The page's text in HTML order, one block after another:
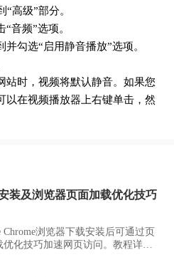
高级”部分。
音频”选项。
勾选“启用静音播放”选项。
站时，视频将默认静音。如果您
以在视频播放器上右键单击，然
装及浏览器页面加载优化技巧
Chrome浏览器下载安装后可通过页
优化技巧加速网页访问。教程详细